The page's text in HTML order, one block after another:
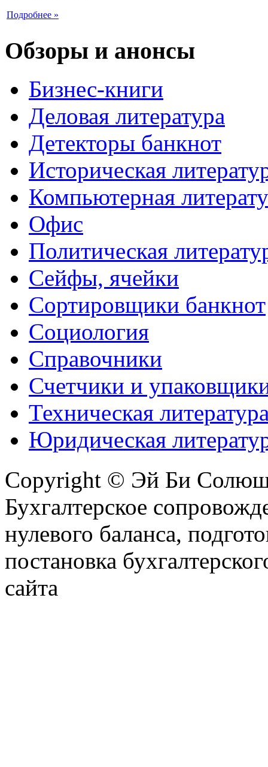
Подробнее »
Обзоры и анонсы
Бизнес-книги
Деловая литература
Детекторы банкнот
Историческая
Компьютерная
Офис
Политическая
Сейфы, ячейки
Сортировщики банкнот
Социология
Справочники
Счетчики и
Техническая
Юридическая
Copyright © Эй Би
Бухгалтерское
нулевого баланса,
постановка
сайта